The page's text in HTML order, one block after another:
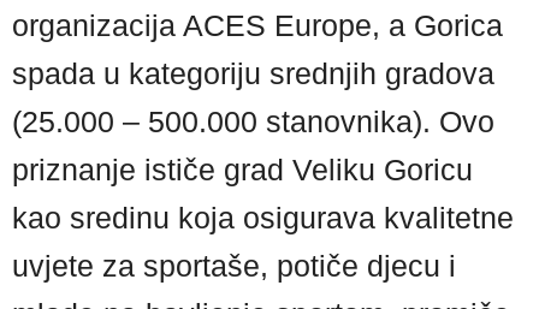
organizacija ACES Europe, a Gorica
spada u kategoriju srednjih gradova
(25.000 – 500.000 stanovnika). Ovo
priznanje ističe grad Veliku Goricu
kao sredinu koja osigurava kvalitetne
uvjete za sportaše, potiče djecu i